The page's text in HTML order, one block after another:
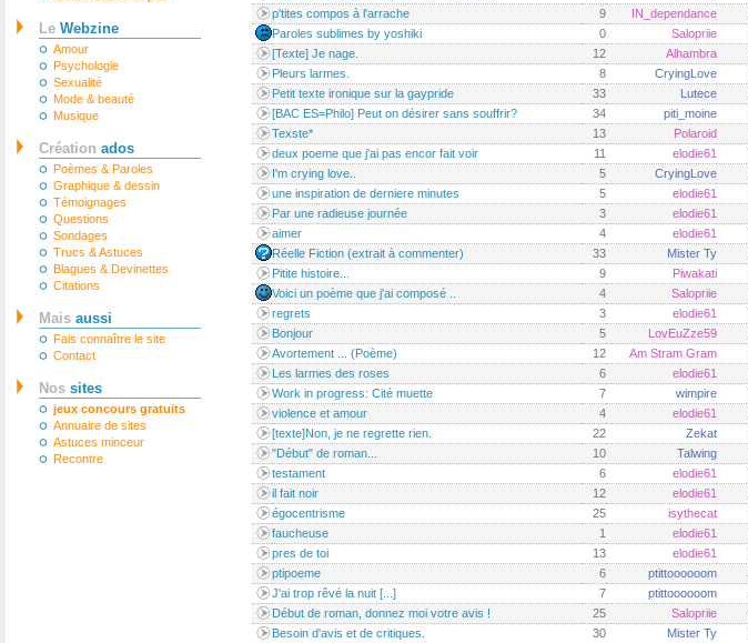
Le Webzine
Amour
Psychologie
Sexualité
Mode & beauté
Musique
Création ados
Poèmes & Paroles
Graphique & dessin
Témoignages
Questions
Sondages
Trucs & Astuces
Blagues & Devinettes
Citations
Mais aussi
Fais connaître le site
Contact
Nos sites
jeux concours gratuits
Annuaire de sites
Astuces minceur
Recontre
p'tites compos à l'arrache
9 IN_dependance
Paroles sublimes by yoshiki
0 Salopriie
[Texte] Je nage.
12 Alhambra
Pleurs larmes.
8 CryingLove
Petit texte ironique sur la gaypride
33 Lutece
[BAC ES=Philo] Peut on désirer sans souffrir?
34 piti_moine
Texste*
13 Polaroid
deux poeme que j'ai pas encor fait voir
11 elodie61
I'm crying love..
5 CryingLove
une inspiration de derniere minutes
5 elodie61
Par une radieuse journée
3 elodie61
aimer
4 elodie61
Réelle Fiction (extrait à commenter)
33 Mister Ty
Pitite histoire...
9 Piwakati
Voici un poème que j'ai composé ..
4 Salopriie
regrets
3 elodie61
Bonjour
5 LovEuZze59
Avortement ... (Poème)
12 Am Stram Gram
Les larmes des roses
6 elodie61
Work in progress: Cité muette
7 wimpire
violence et amour
4 elodie61
[texte]Non, je ne regrette rien.
22 Zekat
"Début" de roman...
10 Talwing
testament
6 elodie61
il fait noir
12 elodie61
égocentrisme
25 isythecat
faucheuse
1 elodie61
pres de toi
13 elodie61
ptipoeme
6 ptittoooooom
J'ai trop rêvé la nuit [...]
7 ptittoooooom
Début de roman, donnez moi votre avis !
25 Salopriie
Besoin d'avis et de critiques.
30 Mister Ty